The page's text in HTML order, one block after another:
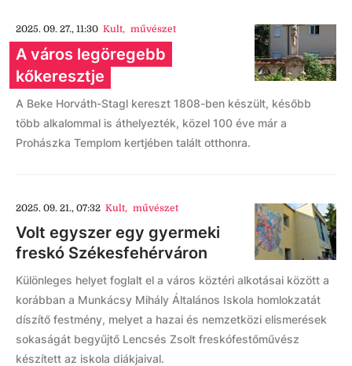
2025. 09. 27., 11:30 Kult, művészet
A város legöregebb
kőkeresztje
A Beke Horváth-Stagl kereszt 1808-ben készült, később
több alkalommal is áthelyezték, közel 100 éve már a
Prohászka Templom kertjében talált otthonra.
2025. 09. 21., 07:32 Kult, művészet
Volt egyszer egy gyermeki
freskó Székesfehérváron
Különleges helyet foglalt el a város köztéri alkotásai között a
korábban a Munkácsy Mihály Általános Iskola homlokzatát
díszítő festmény, melyet a hazai és nemzetközi elismerések
sokaságát begyűjtő Lencsés Zsolt freskófestőművész
készített az iskola diákjaival.